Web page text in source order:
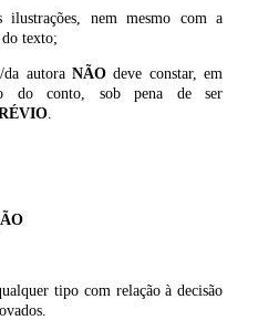
ilustrações, nem mesmo com a
texto;
autora NÃO deve constar, em
do conto, sob pena de ser
.
tipo com relação à decisão